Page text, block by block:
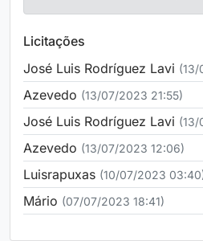
Licitações
José Luis Rodríguez Lavi (13/
Azevedo (13/07/2023 21:55)
José Luis Rodríguez Lavi (13/
Azevedo (13/07/2023 12:06)
Luisrapuxas (10/07/2023
Mário (07/07/2023 18:41)